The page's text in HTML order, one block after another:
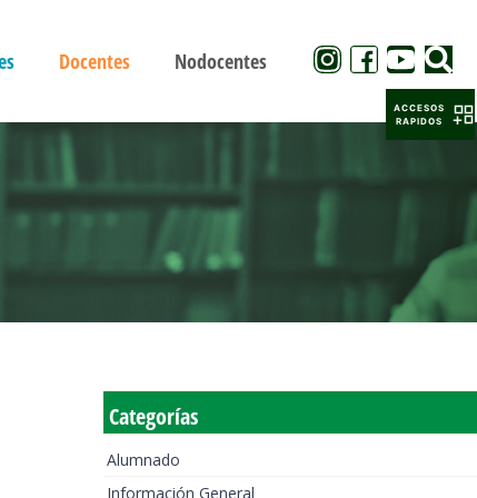
Docentes Nodocentes
Categorías
Alumnado
Información General
ACCESOS
RAPIDOS